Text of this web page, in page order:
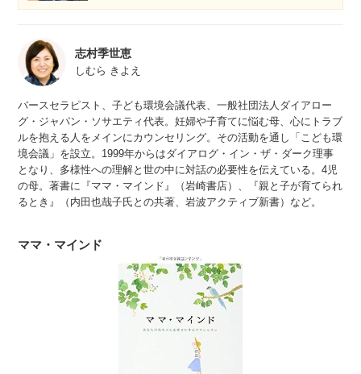
志村季世恵
しむら きよえ
バースセラピスト、子ども環境会議代表、一般社団法人ダイアロー
グ・ジャパン・ソサエティ代表。妊婦や子育てに悩む母、心にトラブ
ルを抱える人をメインにカウンセリング。その活動を通し「こども環
境会議」を設立。1999年からはダイアログ・イン・ザ・ダーク理事
となり、多様性への理解と世の中に対話の必要性を伝えている。4児
の母。著書に『ママ・マインド』（岩崎書店）、『親と子が育てられ
るとき』（内田也哉子氏との共著、岩波アクティブ新書）など。
ママ・マインド